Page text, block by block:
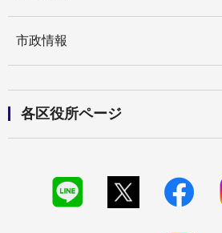
市政情報
各区役所ページ